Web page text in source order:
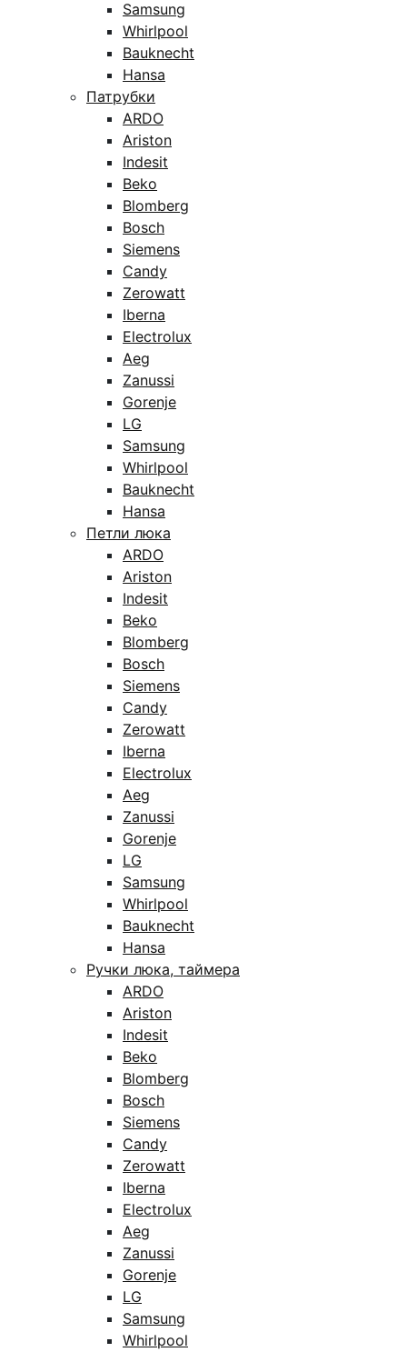
Samsung
Whirlpool
Bauknecht
Hansa
Патрубки
ARDO
Ariston
Indesit
Beko
Blomberg
Bosch
Siemens
Candy
Zerowatt
Iberna
Electrolux
Aeg
Zanussi
Gorenje
LG
Samsung
Whirlpool
Bauknecht
Hansa
Петли люка
ARDO
Ariston
Indesit
Beko
Blomberg
Bosch
Siemens
Candy
Zerowatt
Iberna
Electrolux
Aeg
Zanussi
Gorenje
LG
Samsung
Whirlpool
Bauknecht
Hansa
Ручки люка, таймера
ARDO
Ariston
Indesit
Beko
Blomberg
Bosch
Siemens
Candy
Zerowatt
Iberna
Electrolux
Aeg
Zanussi
Gorenje
LG
Samsung
Whirlpool